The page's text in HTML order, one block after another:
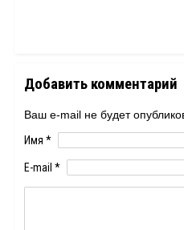
Добавить комментарий
Ваш e-mail не будет
Имя *
E-mail *